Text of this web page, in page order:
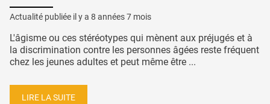
Actualité publiée il y a 8 années 7 mois
L'âgisme ou ces stéréotypes qui mènent aux préjugés et à
la discrimination contre les personnes âgées reste fréquent
chez les jeunes adultes et peut même être ...
LIRE LA SUITE